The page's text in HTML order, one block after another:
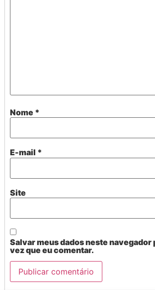
Nome *
E-mail *
Site
Salvar meus dados neste navegador
vez que eu comentar.